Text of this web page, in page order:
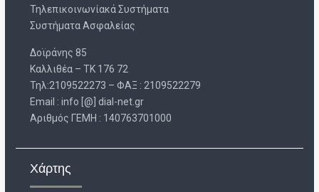
Τηλεπικοινωνίακά Συστήματα
Συστήματα Ασφαλείας
Δοϊράνης 85
Καλλιθέα – ΤΚ 176 72
Τηλ:2109522273 – ΦΑΞ : 2109522279
Email : info [@] dial-net.gr
Aριθμός ΓΕΜΗ : 140763701000
Χάρτης